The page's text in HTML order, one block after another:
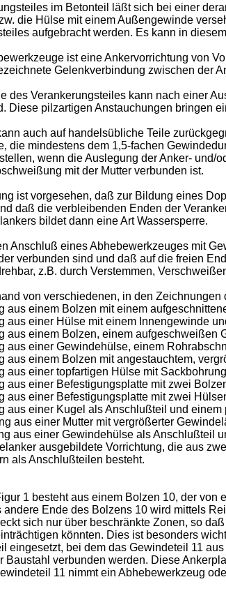
im Betonteil läßt sich bei einer
die Hülse mit einem Außengewinde
aufgebracht werden. Es kann in
ist eine Ankervorrichtung von
Gelenkverbindung zwischen der
des Verankerungsteiles kann nach einer
Diese pilzartigen Anstauchungen bringen
auch auf handelsübliche Teile
die mindestens dem 1,5-fachen
wenn die Auslegung der Anker-
mit der Mutter verbunden ist.
ist vorgesehen, daß zur Bildung eines
daß die verbleibenden Enden der
bildet dann eine Art Wassersperre.
Anschluß eines Abhebewerkzeuges mit
verbunden sind und daß auf die freien
z.B. durch Verstemmen,
von verschiedenen, in den
aus einem Bolzen mit einem
aus einer Hülse mit einem Innengewinde
aus einem Bolzen, einem aufgeschweißen
aus einer Gewindehülse, einem
aus einem Bolzen mit angestauchtem,
aus einer topfartigen Hülse mit
aus einer Befestigungsplatte mit zwei
aus einer Befestigungsplatte mit zwei
aus einer Kugel als Anschlußteil und
aus einer Mutter mit vergrößerter
aus einer Gewindehülse als Anschlußteil
ausgebildete Vorrichtung, die aus
als Anschlußteilen besteht.
1 besteht aus einem Bolzen 10, der
Ende des Bolzens 10 wird mittels
sich nur über beschränkte Zonen, so
könnten. Dies ist besonders
eingesetzt, bei dem das Gewindeteil 11
Baustahl verbunden werden. Diese
11 nimmt ein Abhebewerkzeug